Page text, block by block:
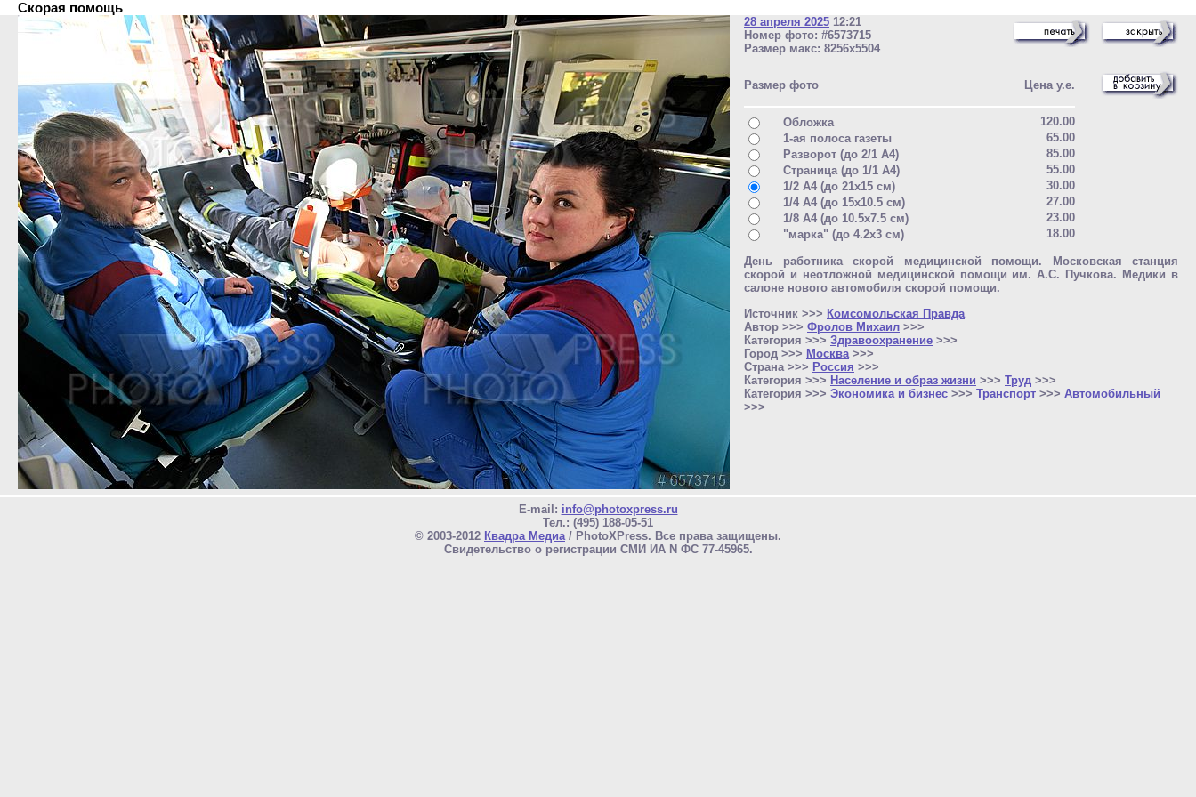
Скорая помощь
28 апреля 2025 12:21
Номер фото: #6573715
Размер макс: 8256x5504
Размер фото Цена у.е.
Обложка
120.00
1-ая полоса газеты
65.00
Разворот (до 2/1 A4)
85.00
Страница (до 1/1 A4)
55.00
1/2 A4 (до 21x15 см)
30.00
1/4 A4 (до 15x10.5 см)
27.00
1/8 A4 (до 10.5x7.5 см)
23.00
"марка" (до 4.2x3 см)
18.00
День работника скорой медицинской помощи. Московская станция
скорой и неотложной медицинской помощи им. А.С. Пучкова. Медики в
салоне нового автомобиля скорой помощи.
Источник >>> Комсомольская Правда
Автор >>> Фролов Михаил >>>
Категория >>> Здравоохранение >>>
Город >>> Москва >>>
Страна >>> Россия >>>
Категория >>> Население и образ жизни >>> Труд >>>
Категория >>> Экономика и бизнес >>> Транспорт >>> Автомобильный
>>>
E-mail: info@photoxpress.ru
Тел.: (495) 188-05-51
© 2003-2012 Квадра Медиа/ PhotoXPress. Все права защищены.
Свидетельство о регистрации СМИ ИА N ФС 77-45965.